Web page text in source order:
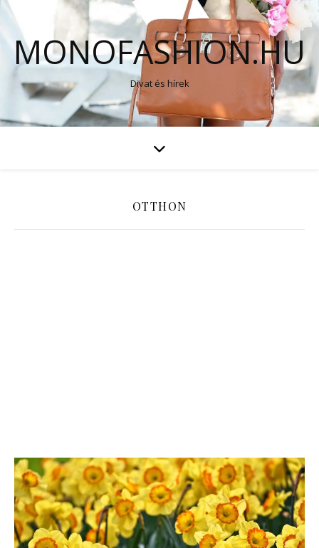
MONOFASHION.HU
Divat és hírek
OTTHON